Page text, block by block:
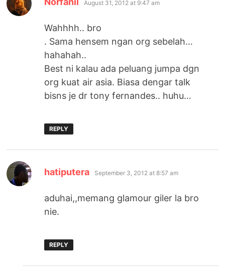
August 31, 2012 at 9:47 am
Wahhhh.. bro
. Sama hensem ngan org sebelah…
hahahah..
Best ni kalau ada peluang jumpa dgn
org kuat air asia. Biasa dengar talk
bisns je dr tony fernandes.. huhu…
REPLY
hatiputera says:
September 3, 2012 at 8:57 am
aduhai,,memang glamour giler la bro
nie.
REPLY